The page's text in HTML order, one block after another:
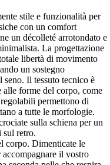
stile e funzionalità per
con un comfort
un décolleté arrotondato e
La progettazione
libertà di movimento
un sostegno
Il tessuto tecnico è
alle forme del corpo, come
permettono di
a tutte le morfologie.
sulla schiena per un
sul retro.
corpo. Dimenticate le
il vostro